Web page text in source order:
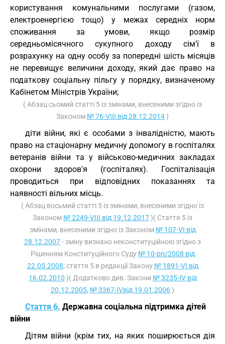
користування комунальними послугами (газом,
електроенергією тощо) у межах середніх норм
споживання за умови, якщо розмір
середньомісячного сукупного доходу сім’ї в
розрахунку на одну особу за попередні шість місяців
не перевищує величини доходу, який дає право на
податкову соціальну пільгу у порядку, визначеному
Кабінетом Міністрів України;
( Абзац сьомий статті 5 із змінами, внесеними згідно із
Законом № 76-VIII від 28.12.2014)
діти війни, які є особами з інвалідністю, мають
право на стаціонарну медичну допомогу в госпіталях
ветеранів війни та у військово-медичних закладах
охорони здоров'я (госпіталях). Госпіталізація
проводиться при відповідних показаннях та
наявності вільних місць.
( Абзац восьмий статті 5 із змінами, внесеними згідно із
Законом № 2249-VIII від 19.12.2017)( Стаття 5 із
змінами, внесеними згідно із Законом № 107-VI від
28.12.2007- зміну визнано неконституційною згідно з
Рішенням Конституційного Суду № 10-рп/2008 від
22.05.2008; стаття 5 в редакції Закону № 1891-VI від
16.02.2010 )( Додатково див. Закони № 3235-IV від
20.12.2005, № 3367-IVвід 19.01.2006)
Стаття 6. Державна соціальна підтримка дітей
війни
Дітям війни (крім тих, на яких поширюється дія